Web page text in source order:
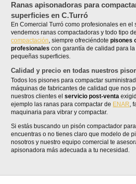
Ranas apisonadoras para
superficies en C.Turró
En Comercial Turró como profesionales en el
vendemos ranas compactadoras y todo tipo
compactación, siempre ofreciéndotepisones
profesionales con garantía de calidad para
pequeñas superficies.
Calidad y precio en todas nuestros
Todos los pisones para compactar
máquinas de fabricantes de calidad que nos
nuestros clientes elservicio post-venta
ejemplo las ranas para compactar de ENAR,
maquinaria para vibrar y compactar.
Si estás buscando un pisón compactador
encuentras o no tienes claro que modelo de
nosotros y nuestro equipo comercial te
apisonadora más adecuada a tu necesidad.